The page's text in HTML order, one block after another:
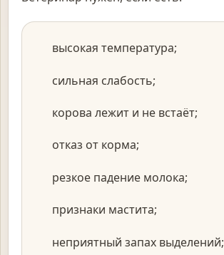
высокая температура;
сильная слабость;
корова лежит и не встаёт;
отказ от корма;
резкое падение молока;
признаки мастита;
неприятный запах выделений;